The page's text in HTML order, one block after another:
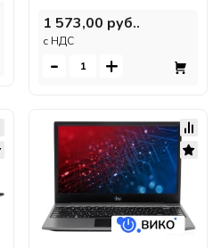
1 573,00 руб..
c НДС
- +